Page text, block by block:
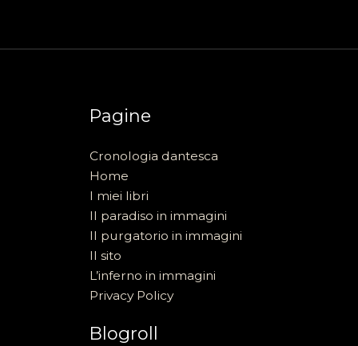
Pagine
Cronologia dantesca
Home
I miei libri
Il paradiso in immagini
Il purgatorio in immagini
Il sito
L’inferno in immagini
Privacy Policy
Blogroll